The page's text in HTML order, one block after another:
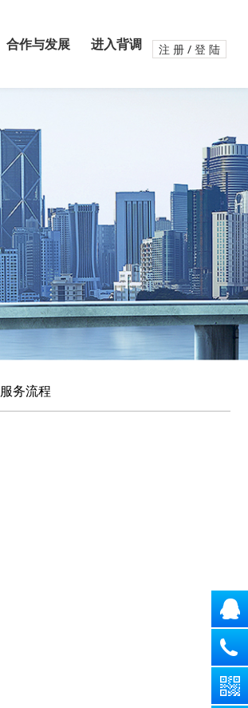
注 册 / 登 陆
合作与发展 进入背调
服务流程